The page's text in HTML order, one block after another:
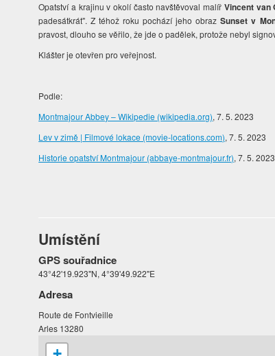
Opatství a krajinu v okolí často navštěvoval malíř Vincent van
padesátkrát". Z téhož roku pochází jeho obrazSunset v
pravost, dlouho se věřilo, že jde o padělek, protože nebyl
Klášter je otevřen pro veřejnost.
Podle:
Montmajour Abbey – Wikipedie (wikipedia.org), 7. 5. 2023
Lev v zimě | Filmové lokace (movie-locations.com), 7. 5. 2023
Historie opatství Montmajour (abbaye-montmajour.fr), 7. 5. 2023
Umístění
GPS souřadnice
43°42'19.923"N, 4°39'49.922"E
Adresa
Route de Fontvieille
Arles 13280